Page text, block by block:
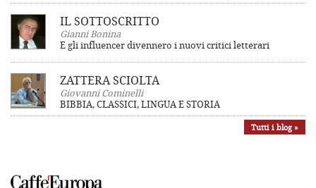
IL SOTTOSCRITTO
Gianni Bonina
E gli influencer divennero i nuovi critici letterari
ZATTERA SCIOLTA
Giovanni Cominelli
BIBBIA, CLASSICI, LINGUA E STORIA
Tutti i blog »